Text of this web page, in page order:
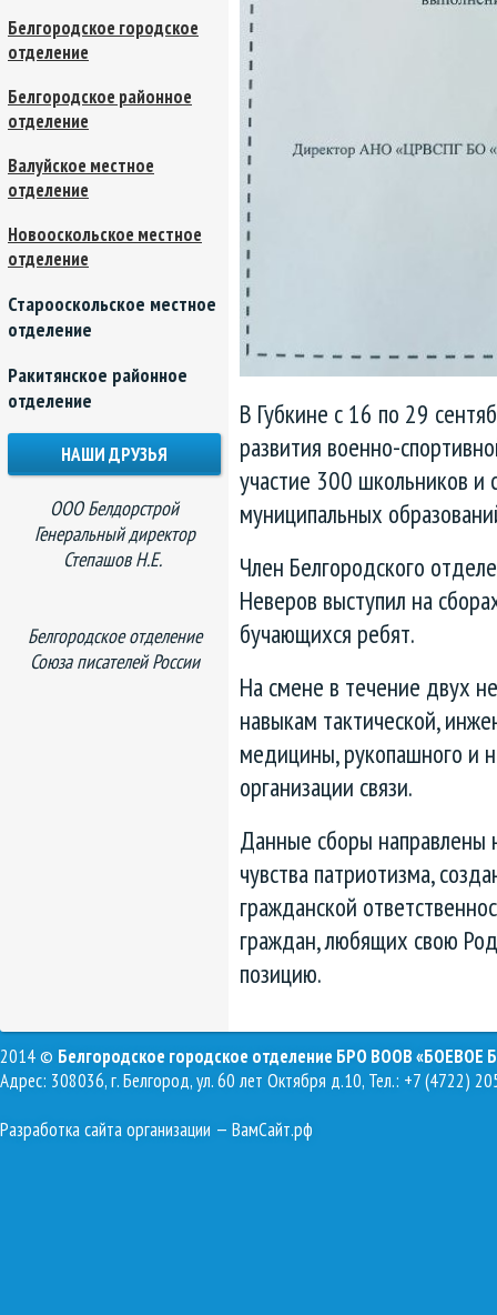
В Губкине с 16 по 29
развития военно-
участие 300 школьников и
муниципальных
Член Белгородского
Неверов выступил на
бучающихся ребят.
На смене в течение двух
навыкам тактической,
медицины, рукопашного и
организации связи.
Данные сборы
чувства патриотизма,
гражданской
граждан, любящих свою
позицию.
Белгородское городское
отделение
Белгородское районное
отделение
Валуйское местное
отделение
Новооскольское местное
отделение
Старооскольское местное
отделение
Ракитянское районное
отделение
НАШИ ДРУЗЬЯ
ООО Белдорстрой
Генеральный директор
Степашов Н.Е.
Белгородское отделение
Союза писателей России
2014 © Белгородское городское отделение БРО ВООВ «БОЕВОЕ
Адрес: 308036, г. Белгород, ул. 60 лет Октября д.10, Тел.: +7 (4722)
Разработка сайта организации — ВамСайт.рф